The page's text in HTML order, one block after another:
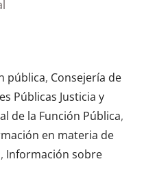
pública, Consejería de
Públicas Justicia y
de la Función Pública,
en materia de
, Información sobre